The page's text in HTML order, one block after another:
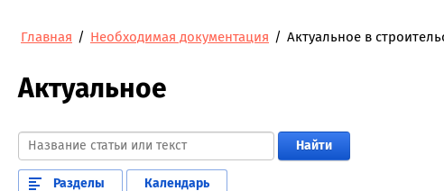
Главная / Необходимая документация / Актуальное в
Актуальное
Найти
Разделы Календарь